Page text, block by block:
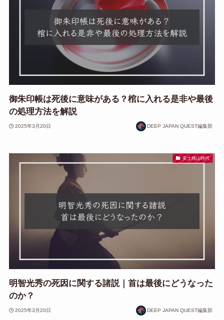
御朱印帳は死後に意味がある？棺に入れる是非や最後
の処理方法を解説
2025年3月20日 DEEP JAPAN QUEST編集部
安土桃山時代
明智光秀の死因に関する諸説｜首は最後にどうなった
のか？
2025年3月20日 DEEP JAPAN QUEST編集部